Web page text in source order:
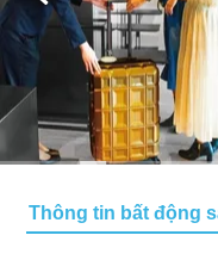
Thông tin bất động